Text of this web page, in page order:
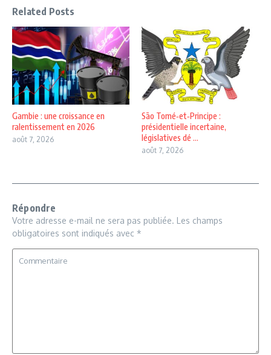
Related Posts
Gambie : une croissance en
ralentissement en 2026
août 7, 2026
São Tomé‑et‑Principe :
présidentielle incertaine,
législatives dé ...
août 7, 2026
Répondre
Votre adresse e-mail ne sera pas publiée. Les champs
obligatoires sont indiqués avec *